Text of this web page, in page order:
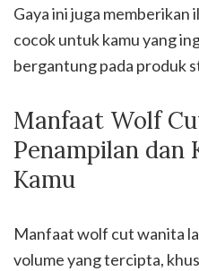
Gaya ini juga memberikan
cocok untuk kamu yang
bergantung pada produk
Manfaat Wolf
Penampilan dan
Kamu
Manfaat wolf cut wanita
volume yang tercipta,